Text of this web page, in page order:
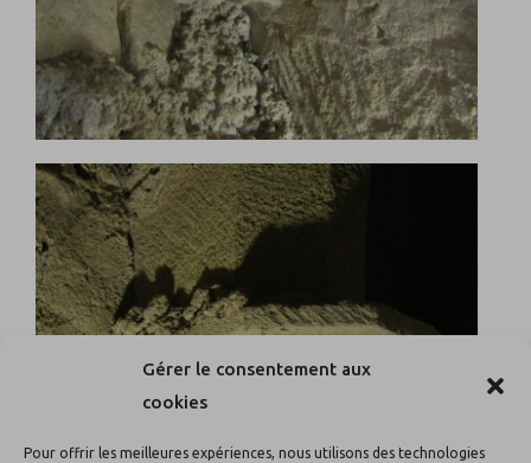
Gérer le consentement aux
cookies
Pour offrir les meilleures expériences, nous utilisons des technologies